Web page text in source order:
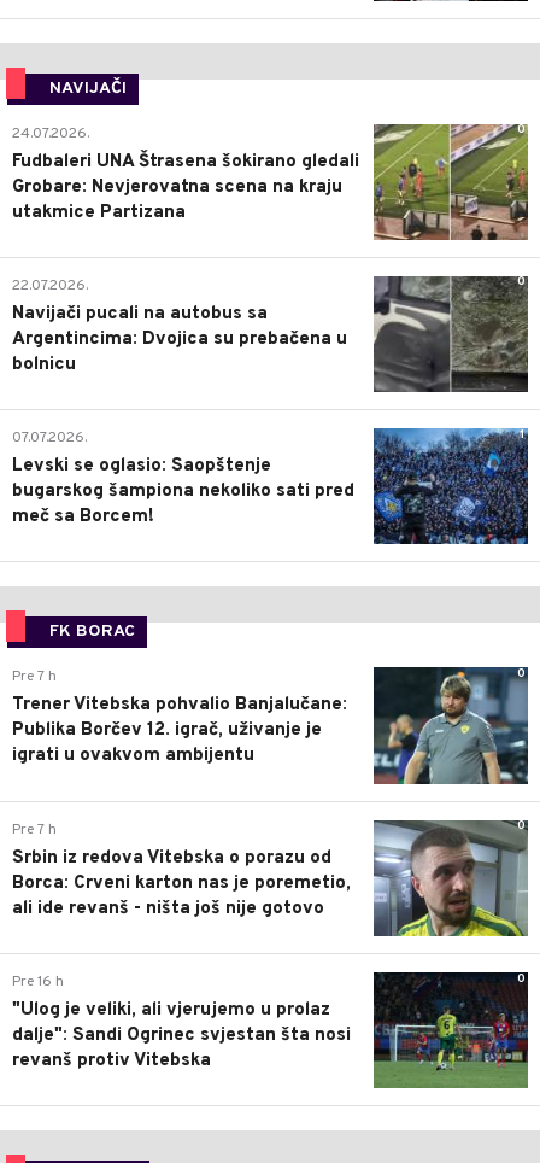
NAVIJAČI
0
24.07.2026.
Fudbaleri UNA Štrasena šokirano gledali
Grobare: Nevjerovatna scena na kraju
utakmice Partizana
0
22.07.2026.
Navijači pucali na autobus sa
Argentincima: Dvojica su prebačena u
bolnicu
1
07.07.2026.
Levski se oglasio: Saopštenje
bugarskog šampiona nekoliko sati pred
meč sa Borcem!
FK BORAC
0
Pre 7 h
Trener Vitebska pohvalio Banjalučane:
Publika Borčev 12. igrač, uživanje je
igrati u ovakvom ambijentu
0
Pre 7 h
Srbin iz redova Vitebska o porazu od
Borca: Crveni karton nas je poremetio,
ali ide revanš - ništa još nije gotovo
0
Pre 16 h
"Ulog je veliki, ali vjerujemo u prolaz
dalje": Sandi Ogrinec svjestan šta nosi
revanš protiv Vitebska